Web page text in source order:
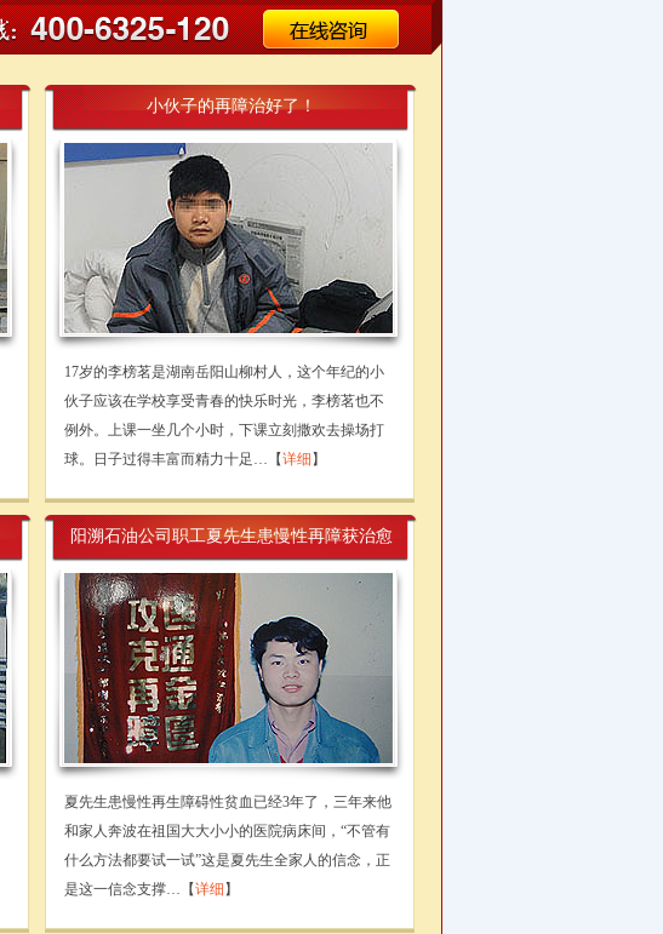
小伙子的再障治好了！
17岁的李榜茗是湖南岳阳山柳村人，这个年纪的小
伙子应该在学校享受青春的快乐时光，李榜茗也不
例外。上课一坐几个小时，下课立刻撒欢去操场打
球。日子过得丰富而精力十足…【详细 】
阳溯石油公司职工夏先生患慢性再障获治愈
夏先生患慢性再生障碍性贫血已经3年了，三年来他
和家人奔波在祖国大大小小的医院病床间，“不管有
什么方法都要试一试”这是夏先生全家人的信念，正
是这一信念支撑…【详细 】